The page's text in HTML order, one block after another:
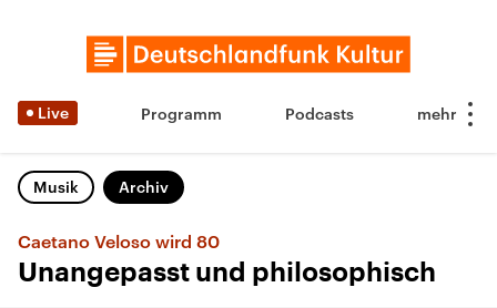
Live Programm Podcasts
Musik Archiv
Caetano Veloso wird 80
Unangepasst und philosophisch